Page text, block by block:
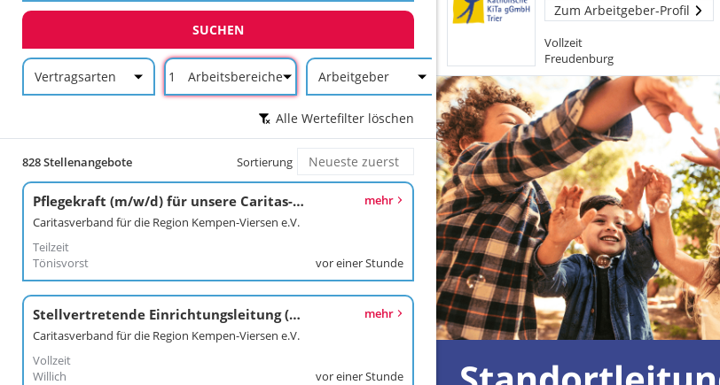
SUCHEN
Vertragsarten 1 Arbeitsbereiche Arbeitgeber
Alle Wertefilter löschen
828 Stellenangebote Sortierung
Pflegekraft (m/w/d) für unsere Caritas-Pflegestation Schwalmtal
Caritasverband für die Region Kempen-Viersen e.V.
Teilzeit
Tönisvorst
mehr
vor einer Stunde
Stellvertretende Einrichtungsleitung (m/w/d) für unsere Caritas-Pflegestation Willich
Caritasverband für die Region Kempen-Viersen e.V.
Vollzeit
Willich
mehr
vor einer Stunde
Zum Arbeitgeber-Profil
Vollzeit
Freudenburg